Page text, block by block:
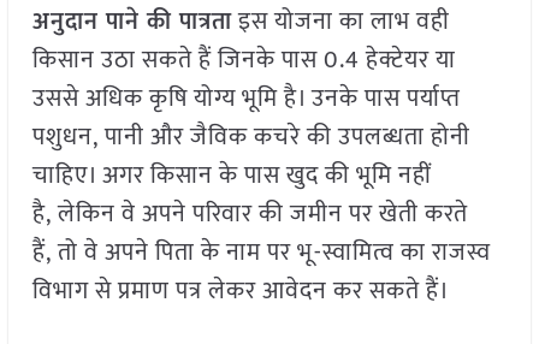
अनुदान पाने की पात्रताइस योजना का लाभ वही
किसान उठा सकते हैं जिनके पास 0.4 हेक्टेयर या
उससे अधिक कृषि योग्य भूमि है। उनके पास पर्याप्त
पशुधन, पानी और जैविक कचरे की उपलब्धता होनी
चाहिए। अगर किसान के पास खुद की भूमि नहीं
है, लेकिन वे अपने परिवार की जमीन पर खेती करते
हैं, तो वे अपने पिता के नाम पर भू-स्वामित्व का राजस्व
विभाग से प्रमाण पत्र लेकर आवेदन कर सकते हैं।